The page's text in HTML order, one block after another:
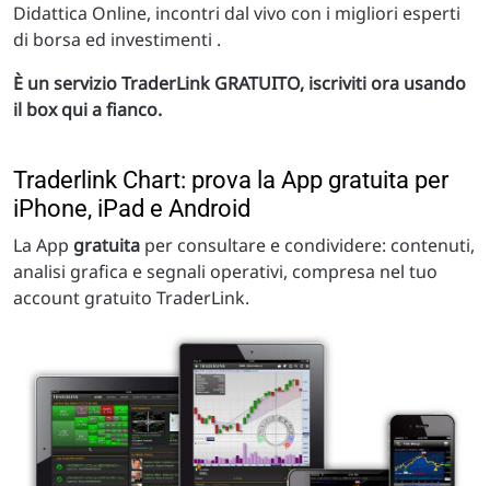
Didattica Online, incontri dal vivo con i migliori esperti
di borsa ed investimenti .
È un servizio TraderLink GRATUITO, iscriviti ora usando
il box qui a fianco.
Traderlink Chart: prova la App gratuita per
iPhone, iPad e Android
La App gratuita per consultare e condividere: contenuti,
analisi grafica e segnali operativi, compresa nel tuo
account gratuito TraderLink.